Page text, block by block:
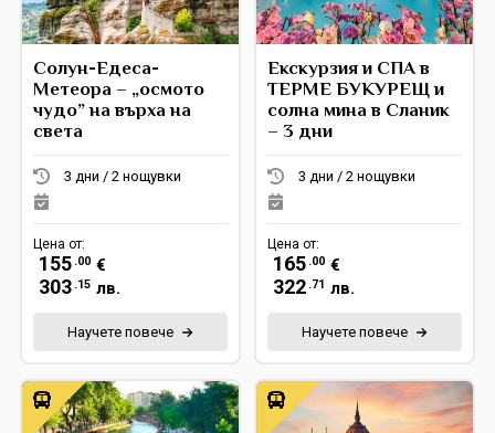
Солун-Едеса-
Метеора – „осмото
чудо” на върха на
света
3 дни / 2 нощувки
Цена от:
155 .00 €
303 .15 лв.
Научете повече
Екскурзия и СПА в
ТЕРМЕ БУКУРЕЩ и
солна мина в Сланик
– 3 дни
3 дни / 2 нощувки
Цена от:
165 .00 €
322 .71 лв.
Научете повече